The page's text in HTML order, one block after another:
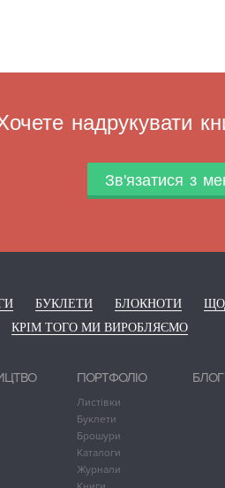
надрукувати
Зв'язатися з
БУКЛЕТИ БЛОКНОТИ
КРІМ ТОГО МИ ВИРОБЛЯЄМО
ПОРТФОЛІО
Листівки
Буклети
Брошури
Каталоги
Журнали
БЛОГ